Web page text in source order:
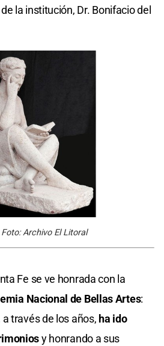
la institución, Dr. Bonifacio del
Archivo El Litoral
Fe se ve honrada con la
Nacional de Bellas Artes:
través de los años, ha ido
y honrando a sus